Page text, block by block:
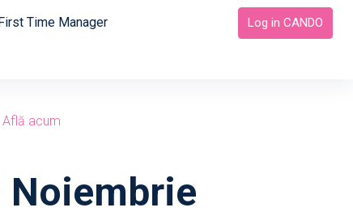
Time Manager Log in CANDO
Află acum
Noiembrie